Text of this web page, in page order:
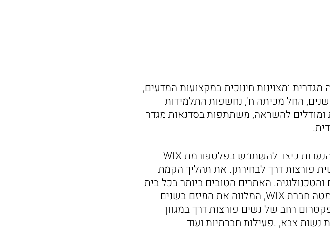
מגדרית ומצוינות חינוכית במקצועות המדעים,
החל מכיתה ח', נחשפות התלמידות
ומודלים להשראה, משתתפות בסדנאות מגדר
כבר בשנתן הראשונה בתכנית, בכיתה ח', לומדות הנערות כיצד להשתמש בפלטפורמת WIX
פורצות דרך לבחירתן. את תהליך הקמת
האתרים הטובים ביותר בכל בית
ספר משתתפים בתחרות הארצית, וזוכים לליווי במטה חברת WIX, המלווה את המיזם בשנים
רחב של נשים פורצות דרך במגוון
נשות צבא, .פעילות חברתיות ועוד